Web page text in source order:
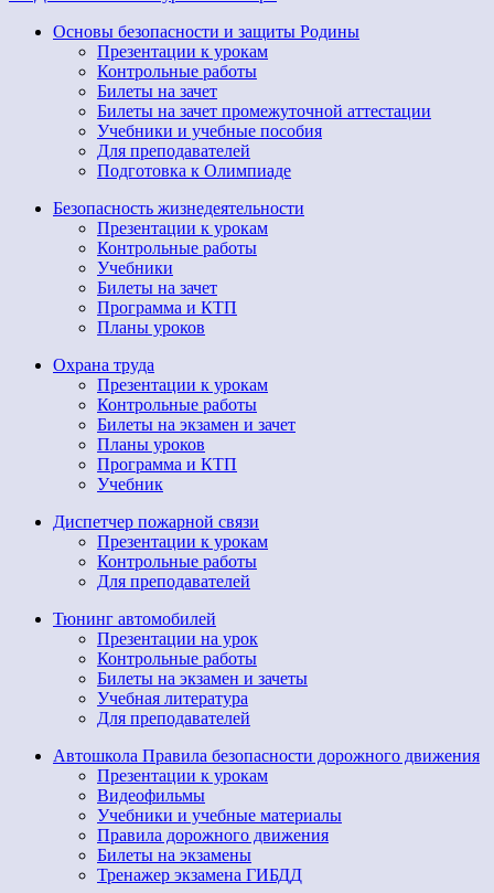
Основы безопасности и защиты Родины
Презентации к урокам
Контрольные работы
Билеты на зачет
Билеты на зачет промежуточной аттестации
Учебники и учебные пособия
Для преподавателей
Подготовка к Олимпиаде
Безопасность жизнедеятельности
Презентации к урокам
Контрольные работы
Учебники
Билеты на зачет
Программа и КТП
Планы уроков
Охрана труда
Презентации к урокам
Контрольные работы
Билеты на экзамен и зачет
Планы уроков
Программа и КТП
Учебник
Диспетчер пожарной связи
Презентации к урокам
Контрольные работы
Для преподавателей
Тюнинг автомобилей
Презентации на урок
Контрольные работы
Билеты на экзамен и зачеты
Учебная литература
Для преподавателей
Автошкола Правила безопасности дорожного движения
Презентации к урокам
Видеофильмы
Учебники и учебные материалы
Правила дорожного движения
Билеты на экзамены
Тренажер экзамена ГИБДД